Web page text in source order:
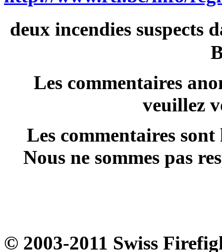
deux incendies
Les commentaires
veuillez
Les commentaires
Nous ne sommes pas
© 2003-2011 Swiss